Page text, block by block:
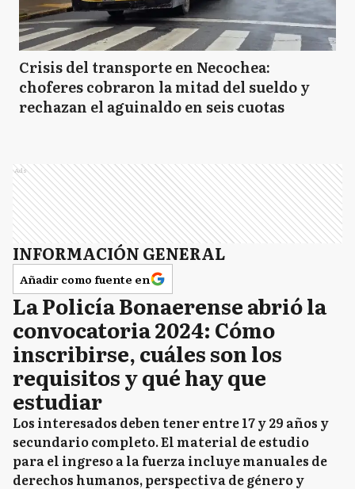
Crisis del transporte en Necochea:
choferes cobraron la mitad del sueldo y
rechazan el aguinaldo en seis cuotas
Ads
INFORMACIÓN GENERAL
Añadir como fuente en
La Policía Bonaerense abrió la
convocatoria 2024: Cómo
inscribirse, cuáles son los
requisitos y qué hay que
estudiar
Los interesados deben tener entre 17 y 29 años y
secundario completo. El material de estudio
para el ingreso a la fuerza incluye manuales de
derechos humanos, perspectiva de género y